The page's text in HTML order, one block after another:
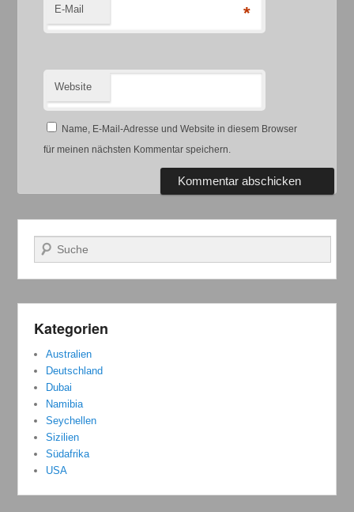
E-Mail *
Website
Name, E-Mail-Adresse und Website in diesem Browser
für meinen nächsten Kommentar speichern.
Suchen
Kategorien
Australien
Deutschland
Dubai
Namibia
Seychellen
Sizilien
Südafrika
USA